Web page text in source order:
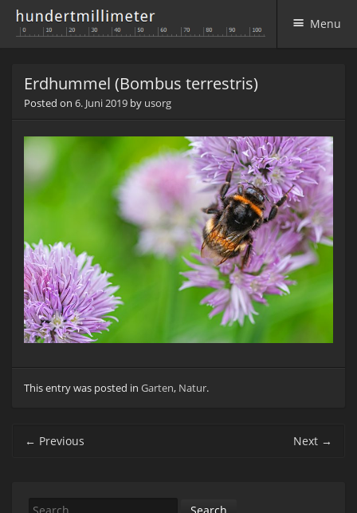
Menu
Erdhummel (Bombus terrestris)
Posted on 6. Juni 2019 by usorg
This entry was posted in Garten, Natur.
Post navigation
← Previous Next →
Search